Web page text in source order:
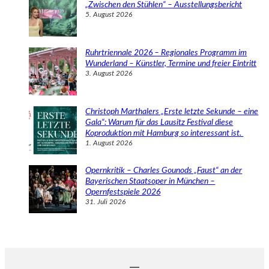
„Zwischen den Stühlen“ – Ausstellungsbericht
5. August 2026
Ruhrtriennale 2026 – Regionales Programm im
Wunderland – Künstler, Termine und freier Eintritt
3. August 2026
Christoph Marthalers „Erste letzte Sekunde – eine
Gala“: Warum für das Lausitz Festival diese
Koproduktion mit Hamburg so interessant ist.
1. August 2026
Opernkritik – Charles Gounods „Faust“ an der
Bayerischen Staatsoper in München –
Opernfestspiele 2026
31. Juli 2026